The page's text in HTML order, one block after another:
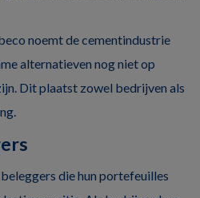
noemt de cementindustrie
alternatieven nog niet op
Dit plaatst zowel bedrijven als
die hun portefeuilles